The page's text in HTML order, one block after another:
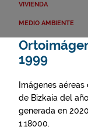
VIVIENDA
MEDIO AMBIENTE
1999
Imágenes
de Bizkaia del
generada en
1:18000.